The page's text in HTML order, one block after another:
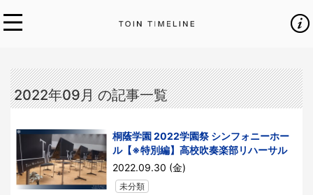
2022年09月 の記事一覧
桐蔭学園 2022学園祭 シンフォニーホー
ル【※特別編】高校吹奏楽部リハーサル
2022.09.30 (金)
未分類